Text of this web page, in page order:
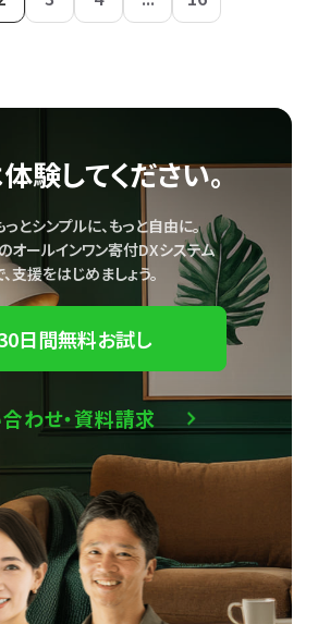
験してください。
とシンプルに、もっと自由に。
オールインワン寄付DXシステム
支援をはじめましょう。
日間無料お試し
わせ・資料請求